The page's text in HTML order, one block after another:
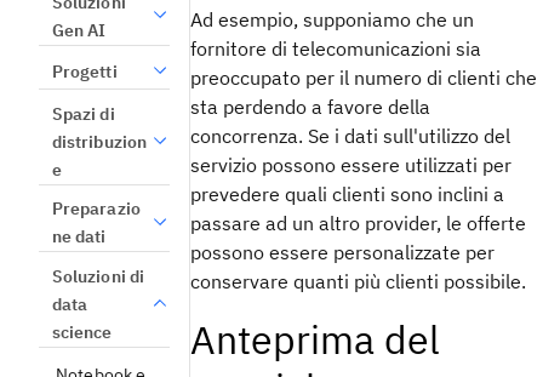
Gen AI
Progetti
Spazi di
distribuzion
e
Preparazio
ne dati
Soluzioni di
data
science
Ad esempio, supponiamo che un
fornitore di telecomunicazioni sia
preoccupato per il numero di clienti che
sta perdendo a favore della
concorrenza. Se i dati sull'utilizzo del
servizio possono essere utilizzati per
prevedere quali clienti sono inclini a
passare ad un altro provider, le offerte
possono essere personalizzate per
conservare quanti più clienti possibile.
Anteprima del